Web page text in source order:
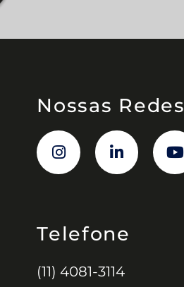
Nossas Redes
Telefone
(11) 4081-3114